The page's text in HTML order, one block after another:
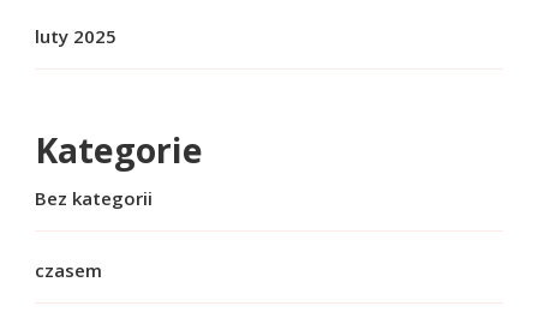
luty 2025
Kategorie
Bez kategorii
czasem